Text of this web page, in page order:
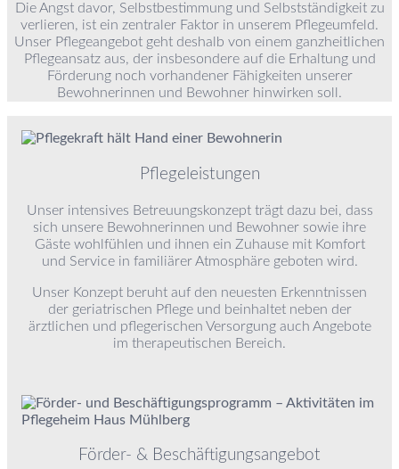
Die Angst davor, Selbstbestimmung und Selbstständigkeit zu
verlieren, ist ein zentraler Faktor in unserem Pflegeumfeld.
Unser Pflegeangebot geht deshalb von einem ganzheitlichen
Pflegeansatz aus, der insbesondere auf die Erhaltung und
Förderung noch vorhandener Fähigkeiten unserer
Bewohnerinnen und Bewohner hinwirken soll.
Pflegeleistungen
Unser intensives Betreuungskonzept trägt dazu bei, dass
sich unsere Bewohnerinnen und Bewohner sowie ihre
Gäste wohlfühlen und ihnen ein Zuhause mit Komfort
und Service in familiärer Atmosphäre geboten wird.
Unser Konzept beruht auf den neuesten Erkenntnissen
der geriatrischen Pflege und beinhaltet neben der
ärztlichen und pflegerischen Versorgung auch Angebote
im therapeutischen Bereich.
Förder- & Beschäftigungsangebot